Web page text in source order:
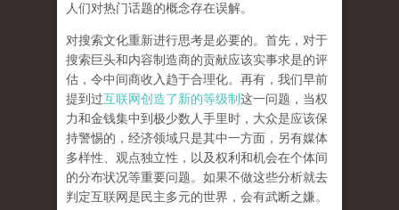
人们对热门话题的概念存在误解。
对搜索文化重新进行思考是必要的。首先，对于
搜索巨头和内容制造商的贡献应该实事求是的评
估，令中间商收入趋于合理化。再有，我们早前
提到过互联网创造了新的等级制这一问题，当权
力和金钱集中到极少数人手里时，大众是应该保
持警惕的，经济领域只是其中一方面，另有媒体
多样性、观点独立性，以及权利和机会在个体间
的分布状况等重要问题。 如果不做这些分析就去
判定互联网是民主多元的世界，会有武断之嫌。